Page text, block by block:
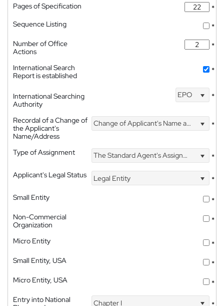
Pages of Specification
*
Sequence Listing
*
Number of Office
Actions
*
International Search
Report is established
*
International Searching
Authority
EPO *
Recordal of a Change of
the Applicant's
Name/Address
Change of Applicant's Name and Address *
Type of Assignment The Standard Agent's Assignment
*
Applicant's Legal Status
Legal Entity
*
Small Entity
*
Non-Commercial
Organization
*
Micro Entity
*
Small Entity, USA
*
Micro Entity, USA
*
Entry into National
Chapter I